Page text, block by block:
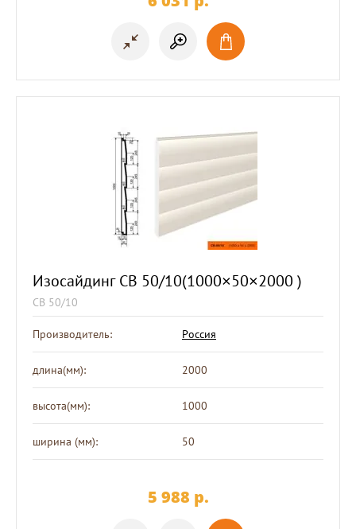
Изосайдинг СВ 50/10(1000×50×2000 )
СВ 50/10
Производитель: Россия
длина(мм): 2000
высота(мм): 1000
ширина (мм): 50
5 988 p.